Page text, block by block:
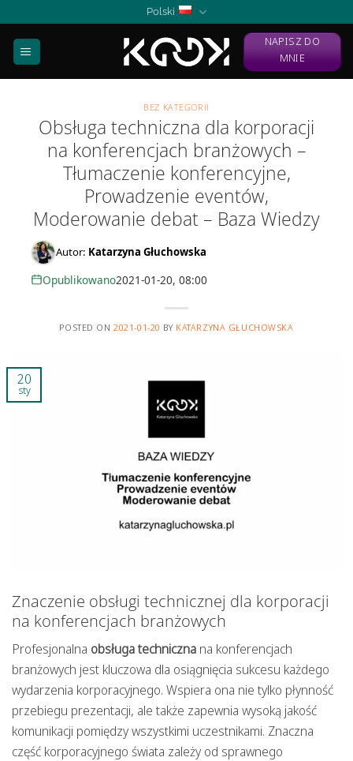
content
Polski
NAPISZ DO
MNIE
BEZ KATEGORII
Obsługa techniczna dla korporacji
na konferencjach branżowych –
Tłumaczenie konferencyjne,
Prowadzenie eventów,
Moderowanie debat – Baza Wiedzy
Autor: Katarzyna Głuchowska
Opublikowano2021-01-20, 08:00
POSTED ON2021-01-20 BY KATARZYNA GŁUCHOWSKA
20
sty
Znaczenie obsługi technicznej dla korporacji
na konferencjach branżowych
Profesjonalna obsługa techniczna na konferencjach
branżowych jest kluczowa dla osiągnięcia sukcesu każdego
wydarzenia korporacyjnego. Wspiera ona nie tylko płynność
przebiegu prezentacji, ale także zapewnia wysoką jakość
komunikacji pomiędzy wszystkimi uczestnikami. Znaczna
część korporacyjnego świata zależy od sprawnego